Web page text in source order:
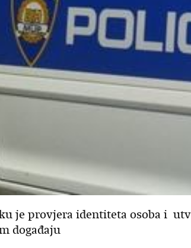
je provjera identiteta osoba i
događaju